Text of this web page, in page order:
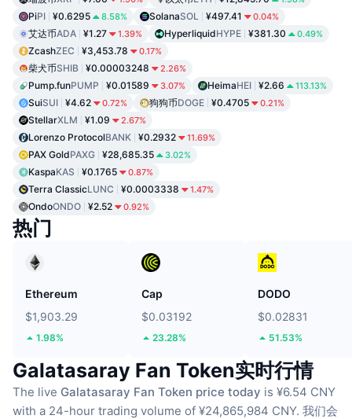
PiPI ¥0.6295 8.58% SolanaSOL ¥497.41 0.04%
艾达币ADA ¥1.27 1.39% HyperliquidHYPE ¥381.30 0.49%
ZcashZEC ¥3,453.78 0.17%
柴犬币SHIB ¥0.00003248 2.26%
Pump.funPUMP ¥0.01589 3.07% HeimaHEI ¥2.66 113.13%
SuiSUI ¥4.62 0.72% 狗狗币DOGE ¥0.4705 0.21%
StellarXLM ¥1.09 2.67%
Lorenzo ProtocolBANK ¥0.2932 11.69%
PAX GoldPAXG ¥28,685.35 3.02%
KaspaKAS ¥0.1765 0.87%
Terra ClassicLUNC ¥0.0003338 1.47%
OndoONDO ¥2.52 0.92%
热门
Ethereum
$1,903.29
1.98%
Cap
$0.03192
23.28%
DODO
$0.02831
51.53%
Galatasaray Fan Token实时行情
The live Galatasaray Fan Token price today is ¥6.54 CNY
with a 24-hour trading volume of ¥24,865,984 CNY. 我们会